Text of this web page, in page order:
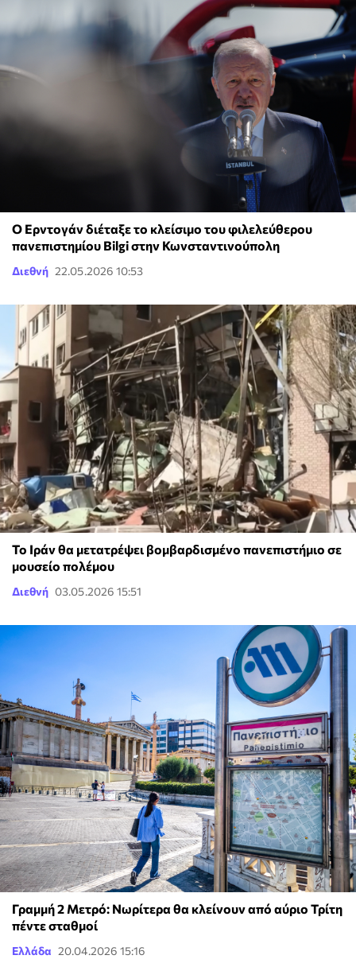
Ο Ερντογάν διέταξε το κλείσιμο του φιλελεύθερου
πανεπιστημίου Bilgi στην Κωνσταντινούπολη
Διεθνή 22.05.2026 10:53
Το Ιράν θα μετατρέψει βομβαρδισμένο πανεπιστήμιο σε
μουσείο πολέμου
Διεθνή 03.05.2026 15:51
Γραμμή 2 Μετρό: Νωρίτερα θα κλείνουν από αύριο Τρίτη
πέντε σταθμοί
Ελλάδα 20.04.2026 15:16